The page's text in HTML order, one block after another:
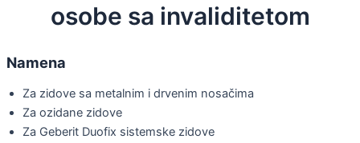
osobe sa invaliditetom
Namena
Za zidove sa metalnim i drvenim nosačima
Za ozidane zidove
Za Geberit Duofix sistemske zidove